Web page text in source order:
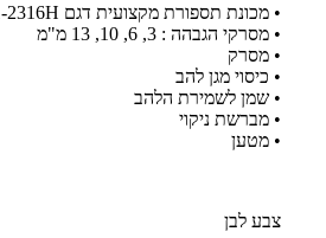
• מכונת תספורת מקצועית דגם 08591-2316H
• מסרקי הגבהה : 3, 6, 10, 13 מ"מ
• מסרק
• כיסוי מגן להב
• שמן לשמירת הלהב
• מברשת ניקוי
• מטען
צבע לבן